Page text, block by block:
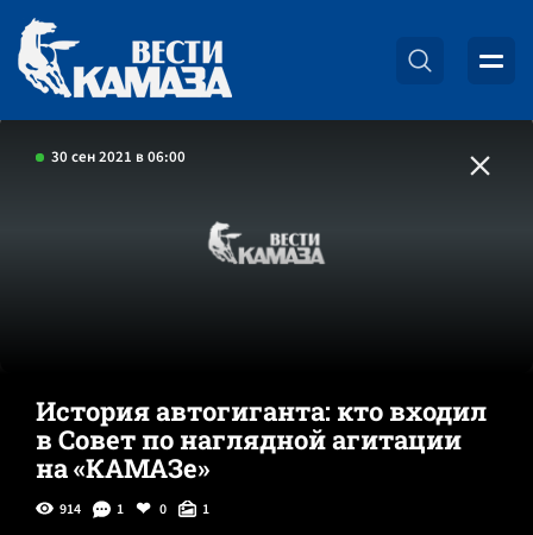
30 сен 2021 в 06:00
История автогиганта: кто входил
в Совет по наглядной агитации
на «КАМАЗе»
914 1 0 1